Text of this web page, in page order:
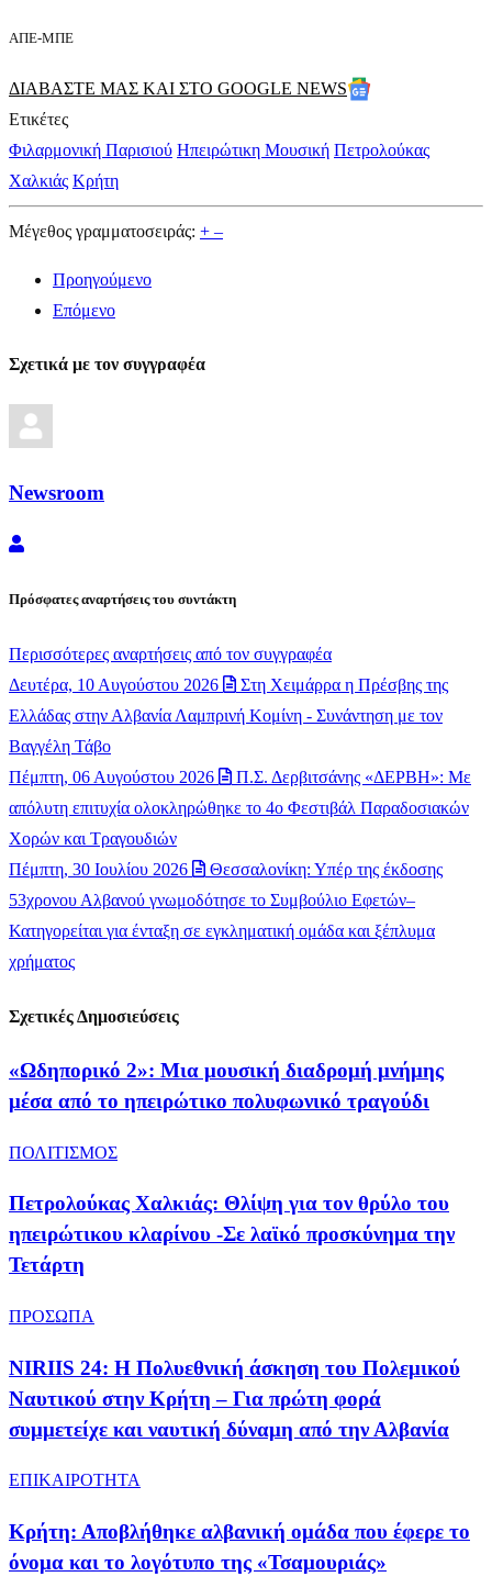
ΑΠΕ-ΜΠΕ
ΔΙΑΒΑΣΤΕ ΜΑΣ ΚΑΙ ΣΤΟ GOOGLE NEWS
Ετικέτες
Φιλαρμονική Παρισιού Ηπειρώτικη Μουσική Πετρολούκας
Χαλκιάς Κρήτη
Μέγεθος γραμματοσειράς: + –
Προηγούμενο
Επόμενο
Σχετικά με τον συγγραφέα
Newsroom
Newsroom
Πρόσφατες αναρτήσεις του συντάκτη
Περισσότερες αναρτήσεις από τον συγγραφέα
Δευτέρα, 10 Αυγούστου 2026
Στη Χειμάρρα η Πρέσβης της
Ελλάδας στην Αλβανία Λαμπρινή Κομίνη - Συνάντηση με τον
Βαγγέλη Τάβο
Πέμπτη, 06 Αυγούστου 2026
Π.Σ. Δερβιτσάνης «ΔΕΡΒΗ»: Με
απόλυτη επιτυχία ολοκληρώθηκε το 4ο Φεστιβάλ Παραδοσιακών
Χορών και Τραγουδιών
Πέμπτη, 30 Ιουλίου 2026
Θεσσαλονίκη: Υπέρ της έκδοσης
53χρονου Αλβανού γνωμοδότησε το Συμβούλιο Εφετών–
Κατηγορείται για ένταξη σε εγκληματική ομάδα και ξέπλυμα
χρήματος
Σχετικές Δημοσιεύσεις
«Ωδηπορικό 2»: Μια μουσική διαδρομή μνήμης
μέσα από το ηπειρώτικο πολυφωνικό τραγούδι
ΠΟΛΙΤΙΣΜΟΣ
Πετρολούκας Χαλκιάς: Θλίψη για τον θρύλο του
ηπειρώτικου κλαρίνου -Σε λαϊκό προσκύνημα την
Τετάρτη
ΠΡΟΣΩΠΑ
NIRIIS 24: Η Πολυεθνική άσκηση του Πολεμικού
Ναυτικού στην Κρήτη – Για πρώτη φορά
συμμετείχε και ναυτική δύναμη από την Αλβανία
ΕΠΙΚΑΙΡΟΤΗΤΑ
Κρήτη: Αποβλήθηκε αλβανική ομάδα που έφερε το
όνομα και το λογότυπο της «Τσαμουριάς»